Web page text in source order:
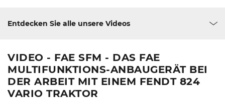
Entdecken Sie alle unsere Videos
VIDEO - FAE SFM - DAS FAE
MULTIFUNKTIONS-ANBAUGERÄT BEI
DER ARBEIT MIT EINEM FENDT 824
VARIO TRAKTOR